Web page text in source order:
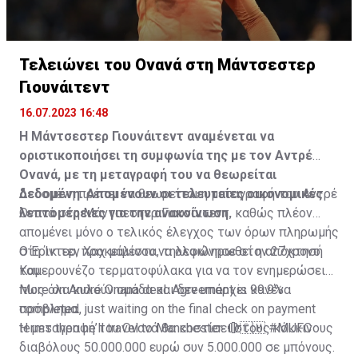
Τελειώνει του Ονανά στη Μάντσεστερ
Γιουνάιτεντ
16.07.2023 16:48
Η Μάντσεστερ Γιουνάιτεντ αναμένεται να
οριστικοποιήσει τη συμφωνία της με τον Αντρέ
Ονανά, με τη μεταγραφή του να θεωρείται
δεδομένη. Απομένουν οι τελευταίες οικονομικές
λεπτομέρειες για την ανακοίνωση.
Δεδομένη πρέπει να θεωρείται η μεταγραφή του Αντρέ
Ονανά στη Μάντσεστερ Γιουνάιτεντ, καθώς πλέον
απομένει μόνο ο τελικός έλεγχος των όρων πληρωμής
στη Ίντερ, προκειμένου να ολοκληρωθεί η απόκτησή
του.
Ο Έρικ τεν Χαχ μάλιστα, τηλεφώνησε στον 27χρονο
Καμερουνέζο τερματοφύλακα για να τον ενημερώσει
πως όλα κυλούν ομάδα και δεν υπάρχει κανένα
πρόβλημα.
More on André Onana deal. Agreement is 99.9%
completed, just waiting on the final check on payment
terms then he’ll travel to Manchester. 🔴🇨🇲#MUFC
Η μεταγραφή του Ονανά θα κοστίσει στους κόκκινους
διαβόλους 50.000.000 ευρώ συν 5.000.000 σε μπόνους.